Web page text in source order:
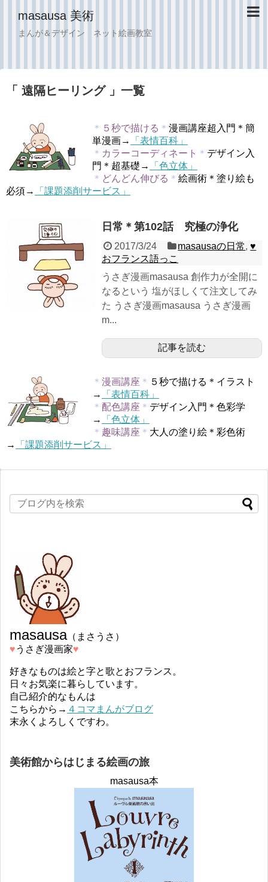
masausa 美術
まんが＆デザイン ネット絵画教室
「 遠隔ヒーリング 」一覧
＊ ５秒で描ける ＊ 漫画講座超入門＊簡
単漫画→
「表情百科」
＊ カラーコーディネート ＊ デザイン入
門＊超基礎→
「色立体」
＊ どんどん伸びる ＊ 絵画術＊塗り絵も
必須→
「課題添削サービス」
日常＊第102話 究極の浄化
2017/3/24 masausaの日常,♥︎
おフランス語っこ
うさぎ漫画masausa 創作力が全開に
なるという 塩がほしくて注文してみ
た うさぎ漫画masausa うさぎ漫画
m...
記事を読む
＊ 漫画講座 ＊ ５秒で描ける＊イラスト
→
「表情百科」
＊ 配色講座 ＊ デザイン入門＊色彩学
→
「色立体」
＊ 趣味講座 ＊ 大人の塗り絵＊彩色術
→
「課題添削サービス」
masausa（まさうさ）
♥︎ うさぎ漫画家♥︎
好きなものは絵と字と歌とおフランス。
日々お気楽に暮らしています。
自己紹介的なもんは
こちらから→ ４コマまんがブログ
末永くよろしくですわ。
美術館からはじまる絵画の旅
masausa本